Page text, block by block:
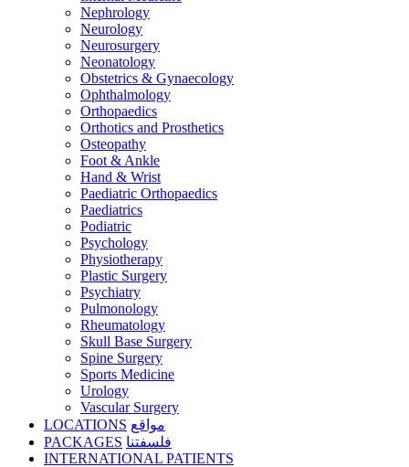
Nephrology
Neurology
Neurosurgery
Neonatology
Obstetrics & Gynaecology
Ophthalmology
Orthopaedics
Orthotics and Prosthetics
Osteopathy
Foot & Ankle
Hand & Wrist
Paediatric Orthopaedics
Paediatrics
Podiatric
Psychology
Physiotherapy
Plastic Surgery
Psychiatry
Pulmonology
Rheumatology
Skull Base Surgery
Spine Surgery
Sports Medicine
Urology
Vascular Surgery
LOCATIONS مواقع
PACKAGES فلسفتنا
INTERNATIONAL PATIENTS